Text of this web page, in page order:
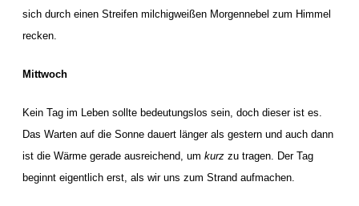
sich durch einen Streifen milchigweißen Morgennebel zum Himmel
recken.
Mittwoch
Kein Tag im Leben sollte bedeutungslos sein, doch dieser ist es.
Das Warten auf die Sonne dauert länger als gestern und auch dann
ist die Wärme gerade ausreichend, um kurz zu tragen. Der Tag
beginnt eigentlich erst, als wir uns zum Strand aufmachen.